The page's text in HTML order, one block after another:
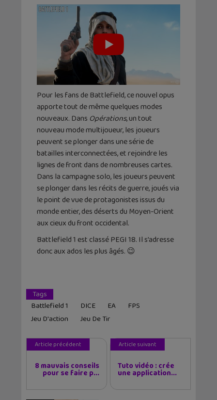
Pour les fans de Battlefield, ce nouvel opus
apporte tout de même quelques modes
nouveaux. Dans Opérations, un tout
nouveau mode multijoueur, les joueurs
peuvent se plonger dans une série de
batailles interconnectées, et rejoindre les
lignes de front dans de nombreuses cartes.
Dans la campagne solo, les joueurs peuvent
se plonger dans les récits de guerre, joués via
le point de vue de protagonistes issus du
monde entier, des déserts du Moyen-Orient
aux cieux du front occidental.
Battlefield 1 est classé PEGI 18. Il s’adresse
donc aux ados les plus âgés. 😉
Tags
Battlefield 1
DICE EA
FPS
Jeu D'action
Jeu De Tir
Article précédent
8 mauvais conseils
pour se faire p...
Article suivant
Tuto vidéo : crée
une application...